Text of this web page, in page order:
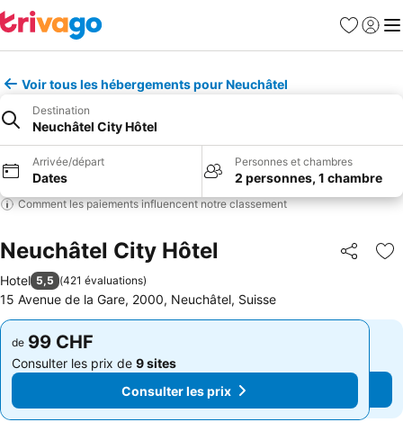
Favoris
Se
Voir tous les hébergements pour Neuchâtel
Destination
Neuchâtel City Hôtel
Arrivée/départ
Dates
Personnes et chambres
2 personnes, 1 chambre
Comment les paiements influencent notre classement
Neuchâtel City Hôtel Partager
Hotel 5,5 (421 évaluations)
15 Avenue de la Gare, 2000, Neuchâtel, Suisse
de 99 CHF
Consulter les prix de 9 sites
Consulter les prix
de 99 CHF
Consulter les prix de 9 sites
Consulter les prix